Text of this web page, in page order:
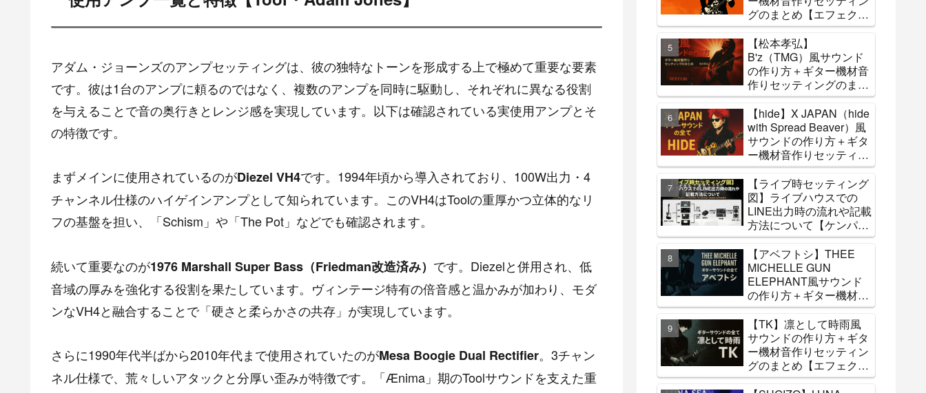
アダム・ジョーンズのアンプセッティングは、彼の独特なトーンを形成する上で極めて重要な要素
です。彼は1台のアンプに頼るのではなく、複数のアンプを同時に駆動し、それぞれに異なる役割
を与えることで音の奥行きとレンジ感を実現しています。以下は確認されている実使用アンプとそ
の特徴です。
まずメインに使用されているのがDiezel VH4です。1994年頃から導入されており、100W出力・4
チャンネル仕様のハイゲインアンプとして知られています。このVH4はToolの重厚かつ立体的なリ
フの基盤を担い、「Schism」や「The Pot」などでも確認されます。
続いて重要なのが1976 Marshall Super Bass（Friedman改造済み） です。Diezelと併用され、低
音域の厚みを強化する役割を果たしています。ヴィンテージ特有の倍音感と温かみが加わり、モダ
ンなVH4と融合することで「硬さと柔らかさの共存」が実現しています。
さらに1990年代半ばから2010年代まで使用されていたのがMesa Boogie Dual Rectifier。3チャン
ネル仕様で、荒々しいアタックと分厚い歪みが特徴です。「Ænima」期のToolサウンドを支えた重
グのまとめ【エフェクタ
ー・アンプ】
【松本孝弘】
B'z（TMG）風サウンド
の作り方＋ギター機材音
作りセッティングのまと
め【エフェクター・アン
プ】
【hide】X JAPAN（hide
with Spread Beaver）風
サウンドの作り方＋ギタ
ー機材音作りセッティン
グのまとめ【エフェクタ
ー・アンプ】【コピーバ
ンドへ参考】
【ライブ時セッティング
図】ライブハウスでの
LINE出力時の流れや記載
方法について【ケンパ
ー・フラクタル・hx
stomp・Quad Cortexな
ど】
【アベフトシ】THEE
MICHELLE GUN
ELEPHANT風サウンド
の作り方＋ギター機材音
作りセッティングのまと
め【エフェクター・アン
プ】
【TK】凛として時雨風
サウンドの作り方＋ギタ
ー機材音作りセッティン
グのまとめ【エフェクタ
ー・アンプ】